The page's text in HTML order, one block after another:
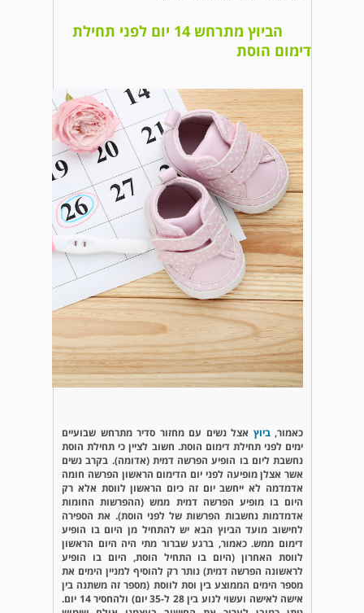
הביוץ מתרחש 14 יום לפני תחילת
דימום הוסת
כאמור,ביוץ אצל נשים עם מחזור סדיר מתרחש שבועיים
ימים לפני תחילת דימום הוסת. חשוב לציין כי תחילת הוסת
נחשבת ליום בו הופיע הפרשה דמית (אדומה). בקרב נשים
אשר אצלן מופיעה לפני יום הדימום הראשון הפרשה חומה
אדמדמה לא ייחשב יום זה כיום הראשון לווסת אלא רק
היום בו מופיע הפרשה דמית ממש (ההפרשות החומות
אדמדמות נחשבות הפרשות של לפני הוסת). את הספירה
לחישוב מועד הביוץ הבא יש להתחיל מן היום בו הופיע
דימום ממש. כאמור, ברגע שברור מתי היה היום הראשון
לווסת האחרון (היום בו התחיל הוסת, היום בו הופיע
לראשונה הפרשה דמית) נותר רק להוסיף למניין הימים את
מספר הימים הממוצע בין וסת לווסת (מספר זה משתנה בין
אישה לאישה ועשוי לנוע בין 28 ל-35 יום) ולהחסיר 14 יום.